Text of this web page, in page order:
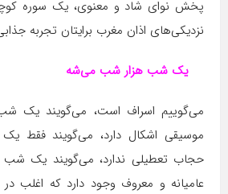
پخش نوای شاد و معنوی، یک سوره
نزدیکی‌های اذان مغرب برایتان تجربه
یک شب هزار شب می‌شه
می‌گوییم اسراف است، می‌گویند یک
موسیقی اشکال دارد، می‌گویند فقط
حجاب تعطیلی ندارد، می‌گویند یک
عامیانه و معروف وجود دارد که